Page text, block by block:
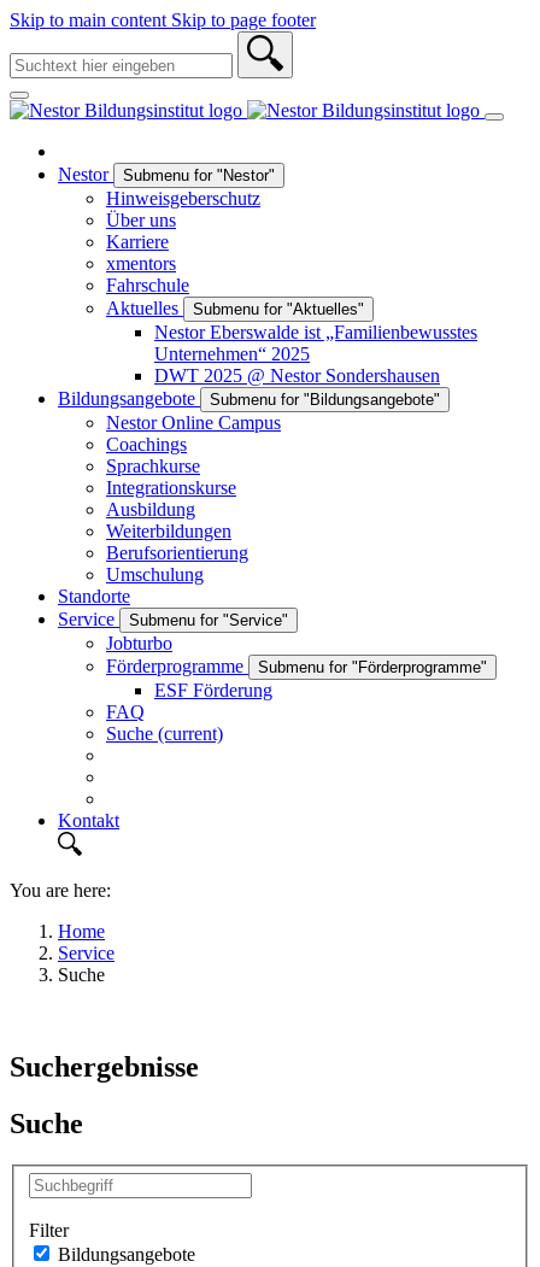
Skip to main content Skip to page footer
Nestor Submenu for "Nestor"
Hinweisgeberschutz
Über uns
Karriere
xmentors
Fahrschule
Aktuelles
Submenu for "Aktuelles"
Nestor Eberswalde ist „Familienbewusstes
Unternehmen“ 2025
DWT 2025 @ Nestor Sondershausen
Bildungsangebote
Submenu for "Bildungsangebote"
Nestor Online Campus
Coachings
Sprachkurse
Integrationskurse
Ausbildung
Weiterbildungen
Berufsorientierung
Umschulung
Standorte
Service
Submenu for "Service"
Jobturbo
Förderprogramme
Submenu for "Förderprogramme"
ESF Förderung
FAQ
Suche (current)
Kontakt
You are here:
Home
Service
Suche
Suchergebnisse
Suche
Filter
Bildungsangebote